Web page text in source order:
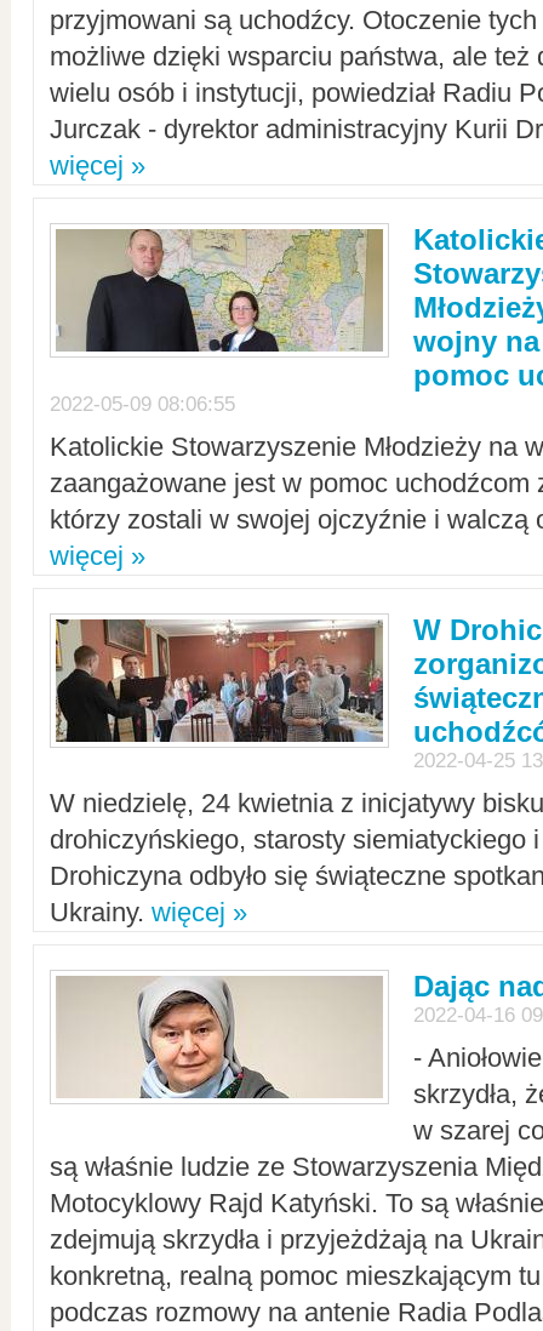
przyjmowani są uchodźcy. Otoczenie
możliwe dzięki wsparciu państwa, ale też
wielu osób i instytucji, powiedział Radiu
Jurczak - dyrektor administracyjny Kurii
więcej »
wojny
pomoc
2022-05-09 08:06:55
Katolickie Stowarzyszenie Młodzieży na
zaangażowane jest w pomoc uchodźcom
którzy zostali w swojej ojczyźnie i walczą
więcej »
W
2022-04-25
W niedzielę, 24 kwietnia z inicjatywy
drohiczyńskiego, starosty siemiatyckiego
Drohiczyna odbyło się świąteczne
Ukrainy. więcej »
Dając
2022-04-16
-
skrzydła,
w szarej
są właśnie ludzie ze Stowarzyszenia
Motocyklowy Rajd Katyński. To są
zdejmują skrzydła i przyjeżdżają na
konkretną, realną pomoc mieszkającym
podczas rozmowy na antenie Radia